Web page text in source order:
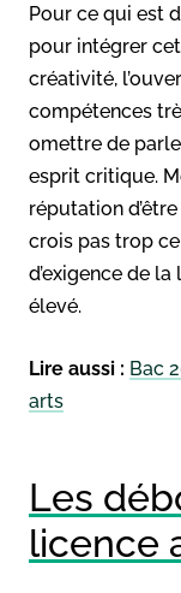
Pour ce qui est
pour intégrer
créativité,
compétences
omettre de
esprit critique.
réputation
crois pas trop
d’exigence de
élevé.
Lire aussi : Bac
arts
Les
licence